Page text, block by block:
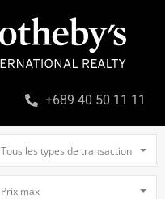
+689 40 50 11 11
Tous les types de transaction
Prix max